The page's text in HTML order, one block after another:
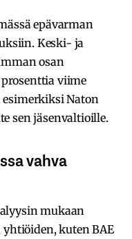
epävarman
Keski- ja
osan
viime
Naton
sen jäsenvaltioille.
vahva
mukaan
kuten BAE